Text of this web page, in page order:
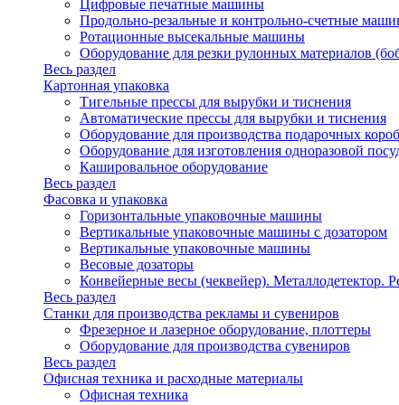
Цифровые печатные машины
Продольно-резальные и контрольно-счетные
Ротационные высекальные машины
Оборудование для резки рулонных материалов
Весь раздел
Картонная упаковка
Тигельные прессы для вырубки и тиснения
Автоматические прессы для вырубки и тиснения
Оборудование для производства подарочных
Оборудование для изготовления одноразовой
Кашировальное оборудование
Весь раздел
Фасовка и упаковка
Горизонтальные упаковочные машины
Вертикальные упаковочные машины с дозатором
Вертикальные упаковочные машины
Весовые дозаторы
Конвейерные весы (чеквейер). Металлодетектор.
Весь раздел
Станки для производства рекламы и сувениров
Фрезерное и лазерное оборудование, плоттеры
Оборудование для производства сувениров
Весь раздел
Офисная техника и расходные материалы
Офисная техника